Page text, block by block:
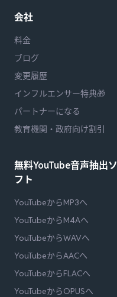
会社
料金
ブログ
変更履歴
インフルエンサー特典🎁
パートナーになる
教育機関・政府向け割引
無料YouTube音声抽出ソ
フト
YouTubeからMP3へ
YouTubeからM4Aへ
YouTubeからWAVへ
YouTubeからAACへ
YouTubeからFLACへ
YouTubeからOPUSへ